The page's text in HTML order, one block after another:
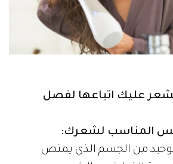
عليك اتباعها لفصل
المناسب لشعرك:
من الجسم الذي يمتص